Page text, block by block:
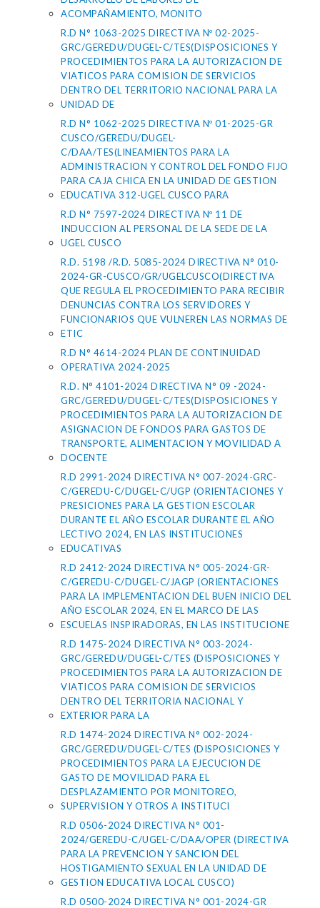
ACOMPAÑAMIENTO, MONITO
R.D N° 1063-2025 DIRECTIVA Nº 02-2025-
GRC/GEREDU/DUGEL-C/TES(DISPOSICIONES Y
PROCEDIMIENTOS PARA LA AUTORIZACION DE
VIATICOS PARA COMISION DE SERVICIOS
DENTRO DEL TERRITORIO NACIONAL PARA LA
UNIDAD DE
R.D N° 1062-2025 DIRECTIVA Nº 01-2025-GR
CUSCO/GEREDU/DUGEL-
C/DAA/TES(LINEAMIENTOS PARA LA
ADMINISTRACION Y CONTROL DEL FONDO FIJO
PARA CAJA CHICA EN LA UNIDAD DE GESTION
EDUCATIVA 312-UGEL CUSCO PARA
R.D N° 7597-2024 DIRECTIVA Nº 11 DE
INDUCCION AL PERSONAL DE LA SEDE DE LA
UGEL CUSCO
R.D. 5198 /R.D. 5085-2024 DIRECTIVA N° 010-
2024-GR-CUSCO/GR/UGELCUSCO(DIRECTIVA
QUE REGULA EL PROCEDIMIENTO PARA RECIBIR
DENUNCIAS CONTRA LOS SERVIDORES Y
FUNCIONARIOS QUE VULNEREN LAS NORMAS DE
ETIC
R.D N° 4614-2024 PLAN DE CONTINUIDAD
OPERATIVA 2024-2025
R.D. N° 4101-2024 DIRECTIVA N° 09 -2024-
GRC/GEREDU/DUGEL-C/TES(DISPOSICIONES Y
PROCEDIMIENTOS PARA LA AUTORIZACION DE
ASIGNACION DE FONDOS PARA GASTOS DE
TRANSPORTE, ALIMENTACION Y MOVILIDAD A
DOCENTE
R.D 2991-2024 DIRECTIVA N° 007-2024-GRC-
C/GEREDU-C/DUGEL-C/UGP (ORIENTACIONES Y
PRESICIONES PARA LA GESTION ESCOLAR
DURANTE EL AÑO ESCOLAR DURANTE EL AÑO
LECTIVO 2024, EN LAS INSTITUCIONES
EDUCATIVAS
R.D 2412-2024 DIRECTIVA N° 005-2024-GR-
C/GEREDU-C/DUGEL-C/JAGP (ORIENTACIONES
PARA LA IMPLEMENTACION DEL BUEN INICIO DEL
AÑO ESCOLAR 2024, EN EL MARCO DE LAS
ESCUELAS INSPIRADORAS, EN LAS INSTITUCIONE
R.D 1475-2024 DIRECTIVA N° 003-2024-
GRC/GEREDU/DUGEL-C/TES (DISPOSICIONES Y
PROCEDIMIENTOS PARA LA AUTORIZACION DE
VIATICOS PARA COMISION DE SERVICIOS
DENTRO DEL TERRITORIA NACIONAL Y
EXTERIOR PARA LA
R.D 1474-2024 DIRECTIVA N° 002-2024-
GRC/GEREDU/DUGEL-C/TES (DISPOSICIONES Y
PROCEDIMIENTOS PARA LA EJECUCION DE
GASTO DE MOVILIDAD PARA EL
DESPLAZAMIENTO POR MONITOREO,
SUPERVISION Y OTROS A INSTITUCI
R.D 0506-2024 DIRECTIVA N° 001-
2024/GEREDU-C/UGEL-C/DAA/OPER (DIRECTIVA
PARA LA PREVENCION Y SANCION DEL
HOSTIGAMIENTO SEXUAL EN LA UNIDAD DE
GESTION EDUCATIVA LOCAL CUSCO)
R.D 0500-2024 DIRECTIVA N° 001-2024-GR